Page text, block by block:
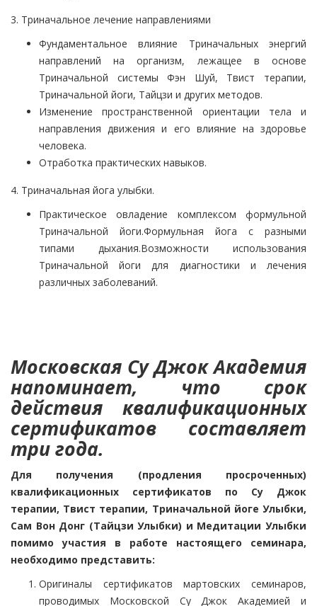
3. Триначальное лечение направлениями
Фундаментальное влияние Триначальных энергий
направлений на организм, лежащее в основе
Триначальной системы Фэн Шуй, Твист терапии,
Триначальной йоги, Тайцзи и других методов.
Изменение пространственной ориентации тела и
направления движения и его влияние на здоровье
человека.
Отработка практических навыков.
4. Триначальная йога улыбки.
Практическое овладение комплексом формульной
Триначальной йоги.Формульная йога с разными
типами дыхания.Возможности использования
Триначальной йоги для диагностики и лечения
различных заболеваний.
Московская Су Джок Академия
напоминает, что срок
действия квалификационных
сертификатов составляет
три года.
Для получения (продления просроченных)
квалификационных сертификатов по Су Джок
терапии, Твист терапии, Триначальной йоге Улыбки,
Сам Вон Донг (Тайцзи Улыбки) и Медитации Улыбки
помимо участия в работе настоящего семинара,
необходимо представить:
Оригиналы сертификатов мартовских семинаров,
проводимых Московской Су Джок Академией и